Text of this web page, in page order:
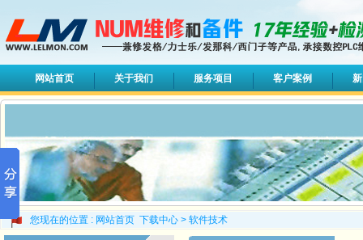
网站首页 关于我们 服务项目 客户案例
您现在的位置 : 网站首页 下载中心 > 软件技术